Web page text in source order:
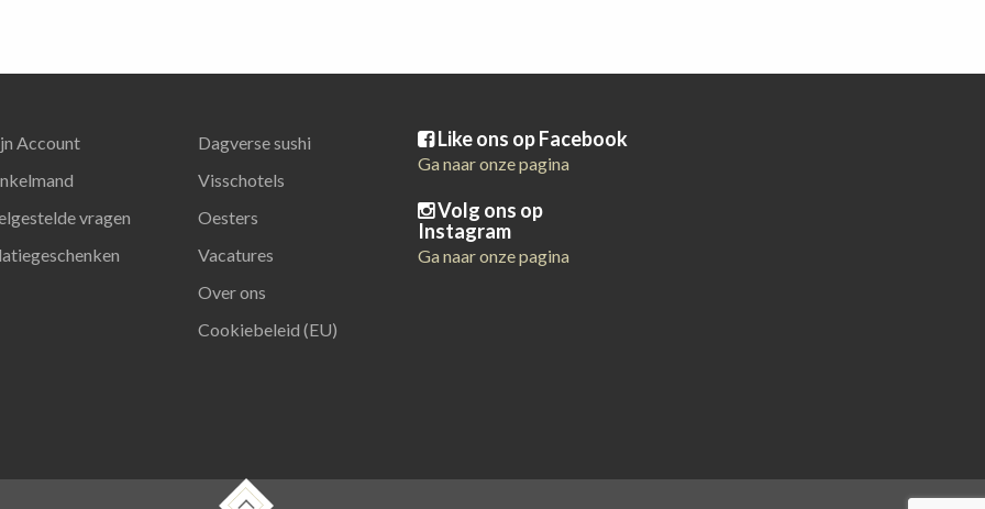
Account
vragen
Dagverse sushi
Visschotels
Oesters
Vacatures
Over ons
Cookiebeleid (EU)
Like ons op Facebook
Ga naar onze pagina
Volg ons op
Instagram
Ga naar onze pagina